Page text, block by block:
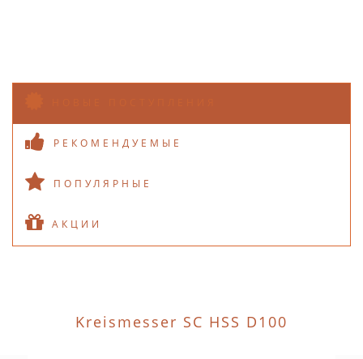
РЕКОМЕНДУЕМЫЕ
ПОПУЛЯРНЫЕ
АКЦИИ
Kreismesser SC HSS D100